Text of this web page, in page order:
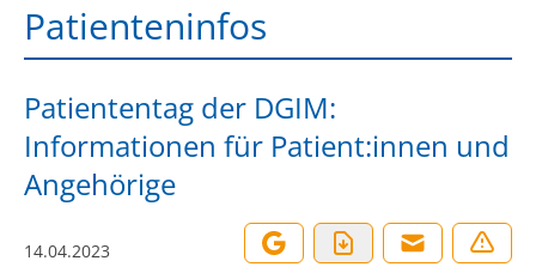
Patienteninfos
Patiententag der DGIM:
Informationen für Patient:innen und
Angehörige
14.04.2023